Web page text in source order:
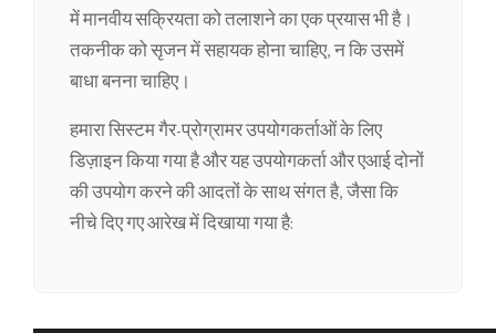
में मानवीय सक्रियता को तलाशने का एक प्रयास भी है।
तकनीक को सृजन में सहायक होना चाहिए, न कि उसमें
बाधा बनना चाहिए।
हमारा सिस्टम गैर-प्रोग्रामर उपयोगकर्ताओं के लिए
डिज़ाइन किया गया है और यह उपयोगकर्ता और एआई दोनों
की उपयोग करने की आदतों के साथ संगत है, जैसा कि
नीचे दिए गए आरेख में दिखाया गया है: